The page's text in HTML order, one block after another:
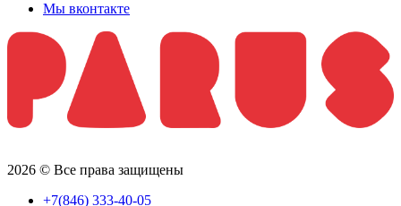
Мы вконтакте
2026 © Все права защищены
+7(846) 333-40-05